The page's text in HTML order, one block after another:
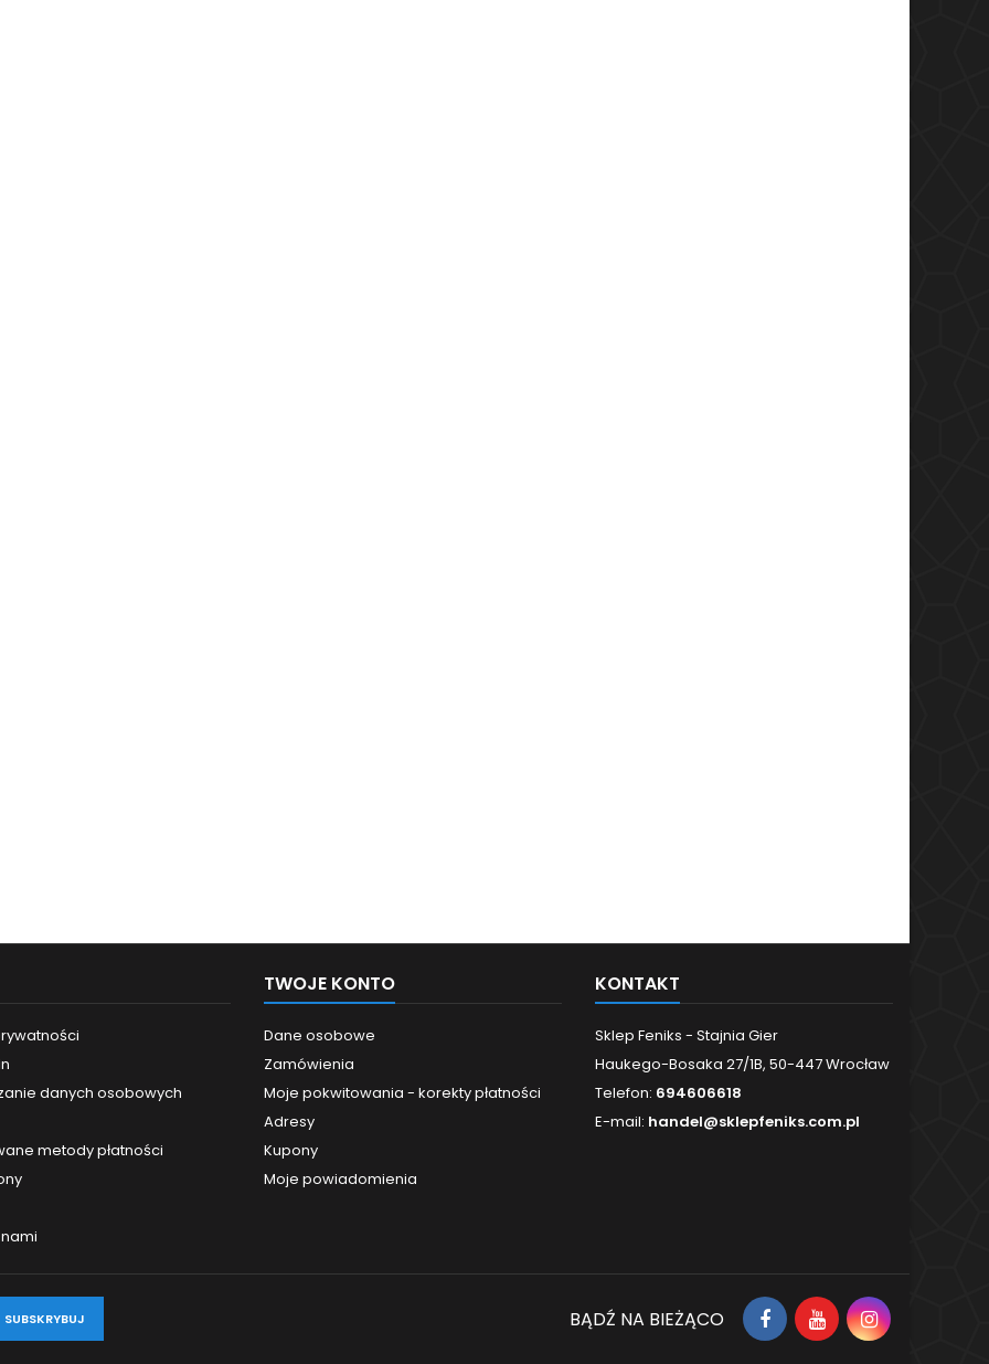
danych osobowych
metody płatności
TWOJE KONTO
Dane osobowe
Zamówienia
Moje pokwitowania - korekty płatności
Adresy
Kupony
Moje powiadomienia
KONTAKT
Sklep Feniks - Stajnia Gier
Haukego-Bosaka 27/1B, 50-447 Wrocław
Telefon: 694606618
E-mail: handel@sklepfeniks.com.pl
BĄDŹ NA BIEŻĄCO